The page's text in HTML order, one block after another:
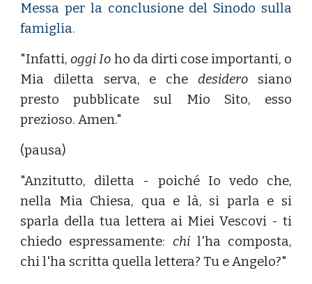
Messa per la conclusione del Sinodo sulla
famiglia.
"Infatti,oggi Io ho da dirti cose importanti, o
Mia diletta serva, e che desiderosiano
presto pubblicate sul Mio Sito, esso
prezioso. Amen."
(pausa)
"Anzitutto, diletta - poiché Io vedo che,
nella Mia Chiesa, qua e là, si parla e si
sparla della tua lettera ai Miei Vescovi - ti
chiedo espressamente: chil'ha composta,
chi l'ha scritta quella lettera? Tu e Angelo?"